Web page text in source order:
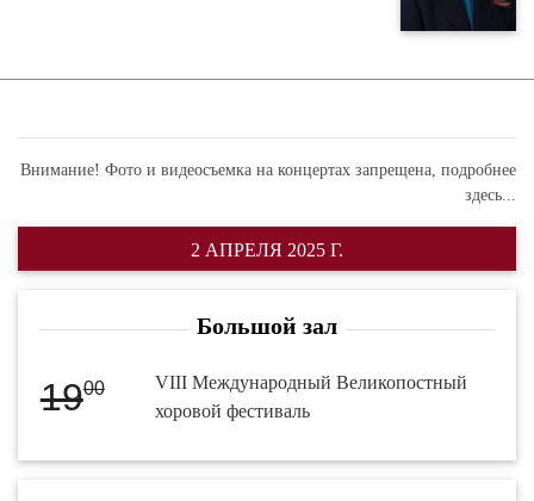
Внимание! Фото и видеосъемка на концертах запрещена, подробнее
здесь...
2 АПРЕЛЯ 2025 Г.
Большой зал
1900
VIII Международный Великопостный
хоровой фестиваль